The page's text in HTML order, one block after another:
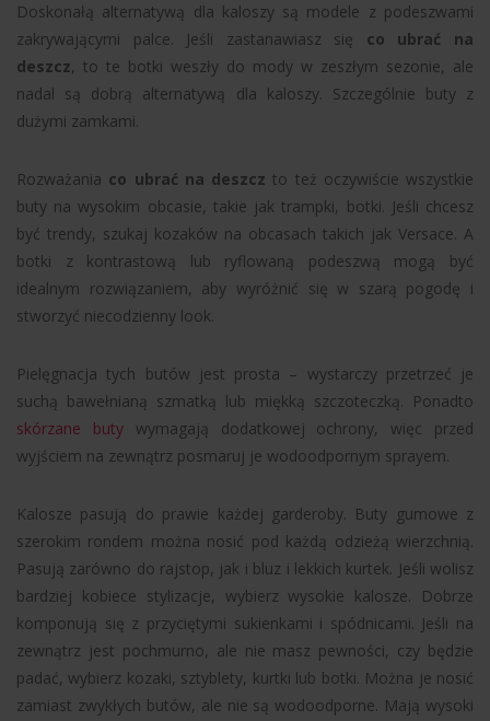
Doskonałą alternatywą dla kaloszy są modele z podeszwami
zakrywającymi palce. Jeśli zastanawiasz się co ubrać na
deszcz, to te botki weszły do mody w zeszłym sezonie, ale
nadal są dobrą alternatywą dla kaloszy. Szczególnie buty z
dużymi zamkami.
Rozważania co ubrać na deszcz to też oczywiście wszystkie
buty na wysokim obcasie, takie jak trampki, botki. Jeśli chcesz
być trendy, szukaj kozaków na obcasach takich jak Versace. A
botki z kontrastową lub ryflowaną podeszwą mogą być
idealnym rozwiązaniem, aby wyróżnić się w szarą pogodę i
stworzyć niecodzienny look.
Pielęgnacja tych butów jest prosta – wystarczy przetrzeć je
suchą bawełnianą szmatką lub miękką szczoteczką. Ponadto
skórzane butywymagają dodatkowej ochrony, więc przed
wyjściem na zewnątrz posmaruj je wodoodpornym sprayem.
Kalosze pasują do prawie każdej garderoby. Buty gumowe z
szerokim rondem można nosić pod każdą odzieżą wierzchnią.
Pasują zarówno do rajstop, jak i bluz i lekkich kurtek. Jeśli wolisz
bardziej kobiece stylizacje, wybierz wysokie kalosze. Dobrze
komponują się z przyciętymi sukienkami i spódnicami. Jeśli na
zewnątrz jest pochmurno, ale nie masz pewności, czy będzie
padać, wybierz kozaki, sztyblety, kurtki lub botki. Można je nosić
zamiast zwykłych butów, ale nie są wodoodporne. Mają wysoki